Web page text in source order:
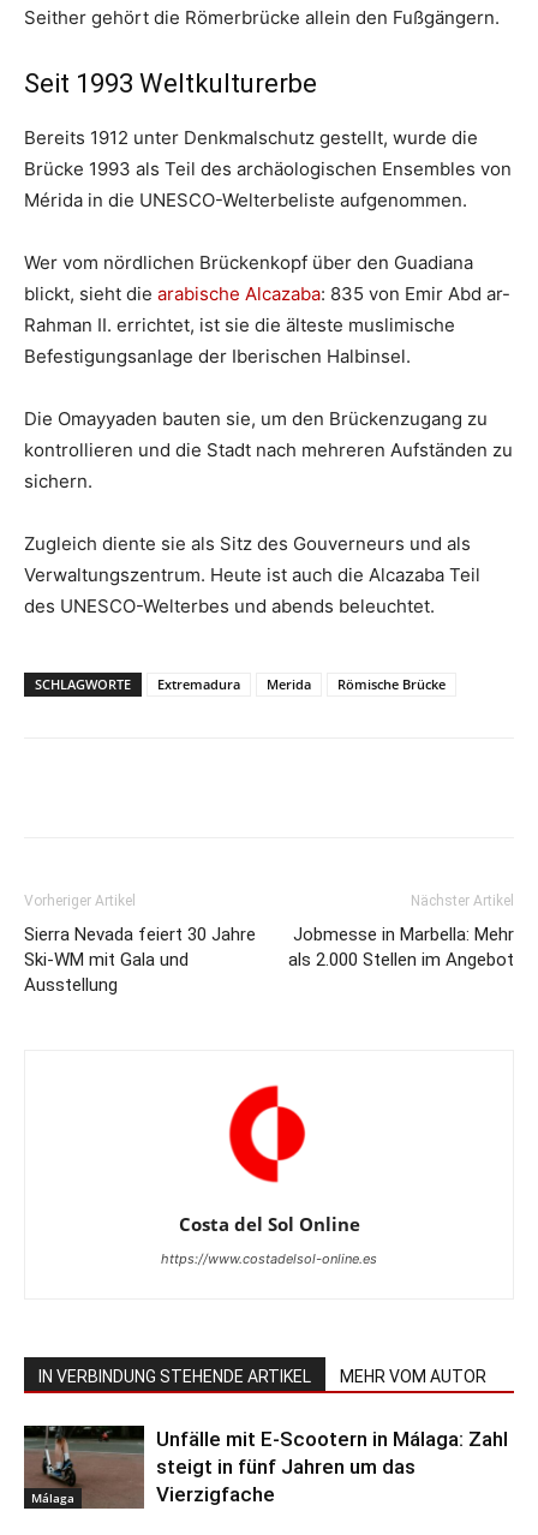
Seither gehört die Römerbrücke allein den Fußgängern.
Seit 1993 Weltkulturerbe
Bereits 1912 unter Denkmalschutz gestellt, wurde die
Brücke 1993 als Teil des archäologischen Ensembles von
Mérida in die UNESCO-Welterbeliste aufgenommen.
Wer vom nördlichen Brückenkopf über den Guadiana
blickt, sieht die arabische Alcazaba: 835 von Emir Abd ar-
Rahman II. errichtet, ist sie die älteste muslimische
Befestigungsanlage der Iberischen Halbinsel.
Die Omayyaden bauten sie, um den Brückenzugang zu
kontrollieren und die Stadt nach mehreren Aufständen zu
sichern.
Zugleich diente sie als Sitz des Gouverneurs und als
Verwaltungszentrum. Heute ist auch die Alcazaba Teil
des UNESCO-Welterbes und abends beleuchtet.
SCHLAGWORTE Extremadura Merida Römische Brücke
Vorheriger Artikel
Sierra Nevada feiert 30 Jahre
Ski-WM mit Gala und
Ausstellung
Nächster Artikel
Jobmesse in Marbella: Mehr
als 2.000 Stellen im Angebot
Costa del Sol Online
https://www.costadelsol-online.es
IN VERBINDUNG STEHENDE ARTIKEL MEHR VOM AUTOR
Málaga
Unfälle mit E-Scootern in Málaga: Zahl
steigt in fünf Jahren um das
Vierzigfache